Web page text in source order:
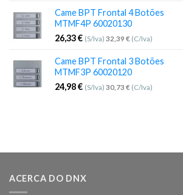
Came BPT Frontal 4 Botões
MTMF4P 60020130
26,33€ (S/Iva) 32,39 € (C/Iva)
Came BPT Frontal 3 Botões
MTMF3P 60020120
24,98€ (S/Iva) 30,73 € (C/Iva)
ACERCA DO DNX